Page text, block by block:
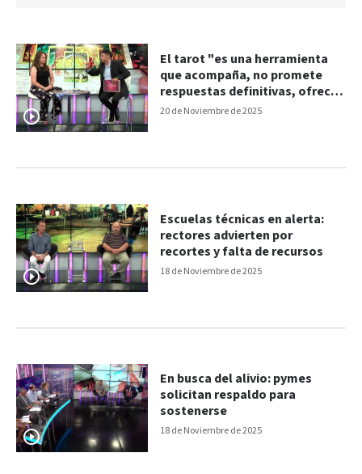
20 de Noviembre de 2025
El tarot "es una herramienta
que acompaña, no promete
respuestas definitivas, ofrece
posibilidades"
18 de Noviembre de 2025
Escuelas técnicas en alerta:
rectores advierten por
recortes y falta de recursos
18 de Noviembre de 2025
En busca del alivio: pymes
solicitan respaldo para
sostenerse